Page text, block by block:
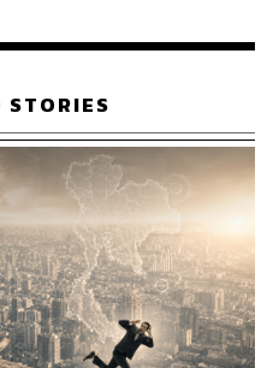
ต เช่น ปัญญาประดิษฐ์ (AI)
บมาตรการกระตุ้นการ
จะช่วยผลักดันเศรษฐกิจไทย
ยะข้างหน้า
องไทยยังแข็งแกร่ง จากดุล
ายได้ท่องเที่ยวและการส่ง
กลุ่มยานยนต์และ
ดยตรงจากต่างประเทศ
อเนื่อง
STORIES